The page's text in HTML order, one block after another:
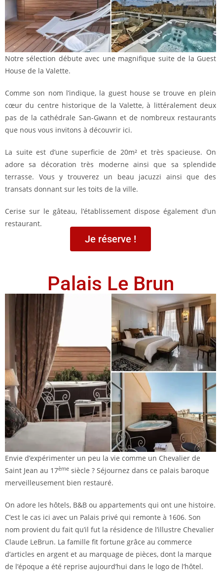
Notre sélection débute avec une magnifique suite de la Guest
House de la Valette.
Comme son nom l’indique, la guest house se trouve en plein
cœur du centre historique de la Valette, à littéralement deux
pas de la cathédrale San-Gwann et de nombreux restaurants
que nous vous invitons à découvrir ici.
La suite est d’une superficie de 20m² et très spacieuse. On
adore sa décoration très moderne ainsi que sa splendide
terrasse. Vous y trouverez un beau jacuzzi ainsi que des
transats donnant sur les toits de la ville.
Cerise sur le gâteau, l’établissement dispose également d’un
restaurant.
Je réserve !
Palais Le Brun
Envie d’expérimenter un peu la vie comme un Chevalier de
Saint Jean au 17ème siècle ? Séjournez dans ce palais baroque
merveilleusement bien restauré.
On adore les hôtels, B&B ou appartements qui ont une histoire.
C’est le cas ici avec un Palais privé qui remonte à 1606. Son
nom provient du fait qu’il fut la résidence de l’illustre Chevalier
Claude LeBrun. La famille fit fortune grâce au commerce
d’articles en argent et au marquage de pièces, dont la marque
de l’époque a été reprise aujourd’hui dans le logo de l’hôtel.